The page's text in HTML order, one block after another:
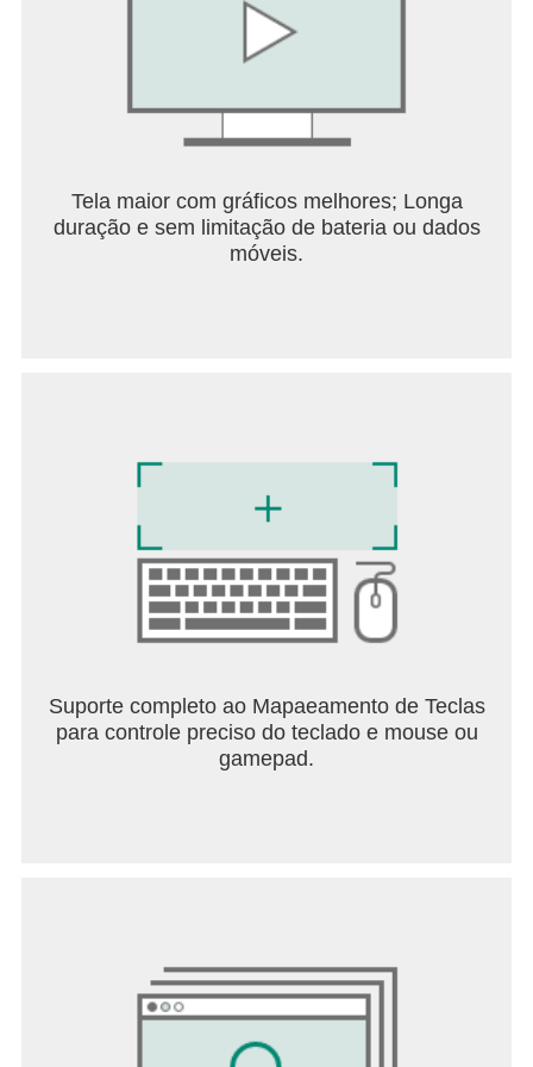
● Tocar músicas em segundo plano
● Acessar seus downloads, incluindo os downloads
Somente os novos usuários do YouTube Red,
Music Premium, YouTube Premium e Google Play
Música se qualificam para testes gratuitos, ofertas
Tela maior com gráficos melhores; Longa
duração e sem limitação de bateria ou dados
móveis.
Suporte completo ao Mapaeamento de Teclas
para controle preciso do teclado e mouse ou
gamepad.